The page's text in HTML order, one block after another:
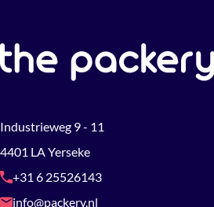
Industrieweg 9 - 11
4401 LA Yerseke
+31 6 25526143
info@packery.nl